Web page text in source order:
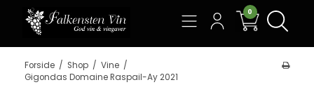
0
Forside / Shop / Vine /
Gigondas Domaine Raspail-Ay 2021